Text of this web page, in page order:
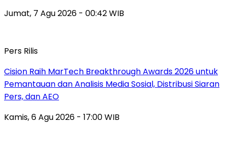
Jumat, 7 Agu 2026 - 00:42 WIB
Pers Rilis
Cision Raih MarTech Breakthrough Awards 2026 untuk
Pemantauan dan Analisis Media Sosial, Distribusi Siaran
Pers, dan AEO
Kamis, 6 Agu 2026 - 17:00 WIB